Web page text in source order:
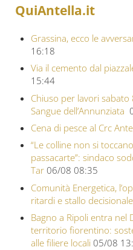
QuiAntella.it
Grassina, ecco le
16:18
Via il cemento dal
15:44
Chiuso per lavori
Sangue dell’Annunziata
Cena di pesce al Crc
“Le colline non si
passacarte”: sindaco
Tar 06/08 08:35
Comunità Energetica,
ritardi e stallo
Bagno a Ripoli entra nel
territorio fiorentino:
alle filiere locali 05/08